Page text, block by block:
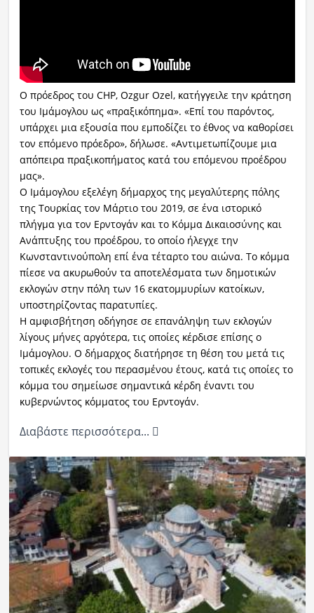
Ο πρόεδρος του CHP, Ozgur Ozel, κατήγγειλε την κράτηση
του Ιμάμογλου ως «πραξικόπημα». «Επί του παρόντος,
υπάρχει μια εξουσία που εμποδίζει το έθνος να καθορίσει
τον επόμενο πρόεδρο», δήλωσε. «Αντιμετωπίζουμε μια
απόπειρα πραξικοπήματος κατά του επόμενου προέδρου
μας».
Ο Ιμάμογλου εξελέγη δήμαρχος της μεγαλύτερης πόλης
της Τουρκίας τον Μάρτιο του 2019, σε ένα ιστορικό
πλήγμα για τον Ερντογάν και το Κόμμα Δικαιοσύνης και
Ανάπτυξης του προέδρου, το οποίο ήλεγχε την
Κωνσταντινούπολη επί ένα τέταρτο του αιώνα. Το κόμμα
πίεσε να ακυρωθούν τα αποτελέσματα των δημοτικών
εκλογών στην πόλη των 16 εκατομμυρίων κατοίκων,
υποστηρίζοντας παρατυπίες.
Η αμφισβήτηση οδήγησε σε επανάληψη των εκλογών
λίγους μήνες αργότερα, τις οποίες κέρδισε επίσης ο
Ιμάμογλου. Ο δήμαρχος διατήρησε τη θέση του μετά τις
τοπικές εκλογές του περασμένου έτους, κατά τις οποίες το
κόμμα του σημείωσε σημαντικά κέρδη έναντι του
κυβερνώντος κόμματος του Ερντογάν.
Διαβάστε περισσότερα...